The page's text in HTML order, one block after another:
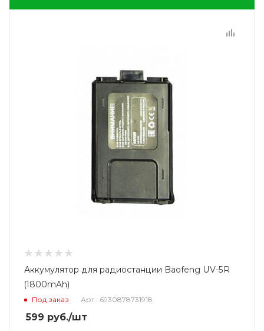
Аккумулятор для радиостанции Baofeng UV-5R
(1800mAh)
Под заказ Арт.: 6930878731918
599 руб./шт